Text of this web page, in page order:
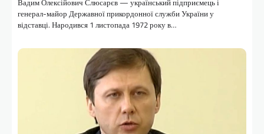
Вадим Олексійович Слюсарєв — український підприємець і
генерал-майор Державної прикордонної служби України у
відставці. Народився 1 листопада 1972 року в…